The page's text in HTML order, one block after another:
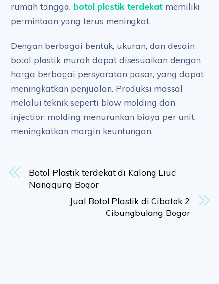
rumah tangga, botol plastik terdekat memiliki
permintaan yang terus meningkat.
Dengan berbagai bentuk, ukuran, dan desain
botol plastik murah dapat disesuaikan dengan
harga berbagai persyaratan pasar, yang dapat
meningkatkan penjualan. Produksi massal
melalui teknik seperti blow molding dan
injection molding menurunkan biaya per unit,
meningkatkan margin keuntungan.
Botol Plastik terdekat di Kalong Liud
Nanggung Bogor
Jual Botol Plastik di Cibatok 2
Cibungbulang Bogor